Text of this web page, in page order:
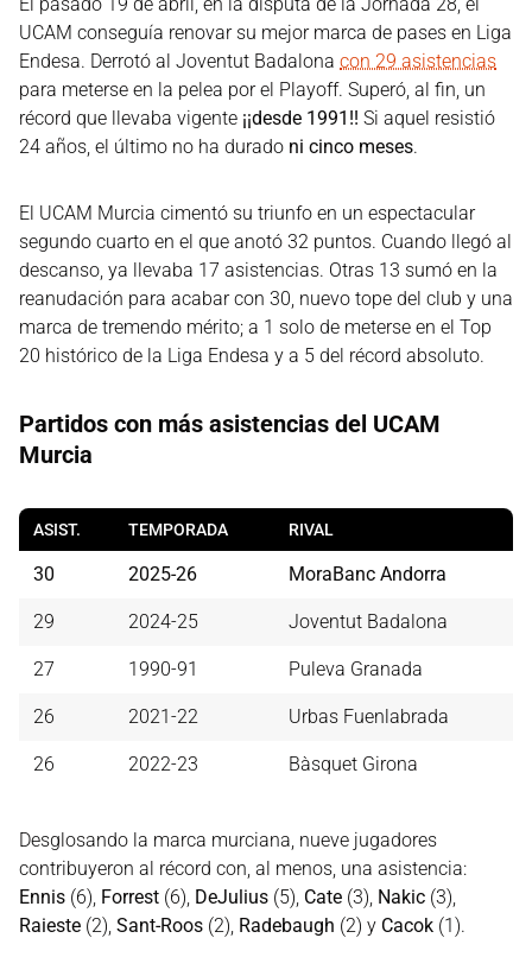
UCAM conseguía renovar su mejor marca de pases en Liga
Endesa. Derrotó al Joventut Badalona con 29 asistencias
para meterse en la pelea por el Playoff. Superó, al fin, un
récord que llevaba vigente ¡¡desde 1991!! Si aquel resistió
24 años, el último no ha durado ni cinco meses.
El UCAM Murcia cimentó su triunfo en un espectacular
segundo cuarto en el que anotó 32 puntos. Cuando llegó al
descanso, ya llevaba 17 asistencias. Otras 13 sumó en la
reanudación para acabar con 30, nuevo tope del club y una
marca de tremendo mérito; a 1 solo de meterse en el Top
20 histórico de la Liga Endesa y a 5 del récord absoluto.
Partidos con más asistencias del UCAM
Murcia
ASIST. TEMPORADA RIVAL
30 2025-26 MoraBanc Andorra
29 2024-25 Joventut Badalona
27 1990-91 Puleva Granada
26 2021-22 Urbas Fuenlabrada
26 2022-23 Bàsquet Girona
Desglosando la marca murciana, nueve jugadores
contribuyeron al récord con, al menos, una asistencia:
Ennis (6), Forrest (6), DeJulius (5), Cate (3), Nakic (3),
Raieste (2), Sant-Roos (2), Radebaugh (2) y Cacok (1).